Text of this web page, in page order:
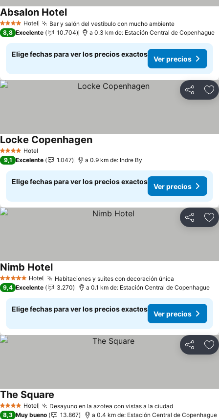
4 EstrellasHotel Bar y salón del vestíbulo con mucho ambienteVer precios
Absalon HotelVer precios
8,8 Excelente 10.704 a 0.3 km de: Estación Central de Copenhague
Elige fechas para ver los precios exactos
Ver precios
Compartir
4 EstrellasHotel
Locke CopenhagenVer precios
9,1 Excelente 1.047 a 0.9 km de: Indre By
Elige fechas para ver los precios exactos
Ver precios
Compartir
5 Estrellas Hotel Habitaciones y suites con decoración única
Nimb HotelVer precios
9,4 Excelente 3.270 a 0.1 km de: Estación Central de Copenhague
Elige fechas para ver los precios exactos
Ver precios
Compartir
4 EstrellasHotel Desayuno en la azotea con vistas a la ciudadVer precios
The Square
8,3 Muy bueno 13.867 a 0.4 km de: Estación Central de Copenhague